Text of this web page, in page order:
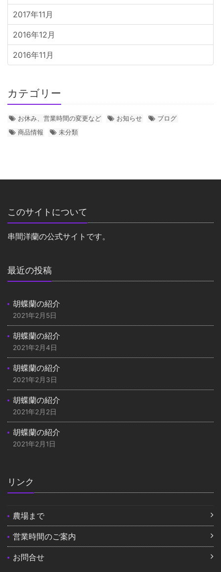
2017年11月
2016年12月
2016年11月
カテゴリー
お休み、営業時間の変更など お知らせ
ブログ
商品情報
未分類
このサイトについて
串間洋蘭の公式サイトです。
最近の投稿
胡蝶蘭の紹介
2021年2月5日
胡蝶蘭の紹介
2021年2月4日
胡蝶蘭の紹介
2021年2月3日
胡蝶蘭の紹介
2021年2月2日
胡蝶蘭の紹介
2021年2月1日
リンク
農場まで
営業時間のご案内
お問合せ